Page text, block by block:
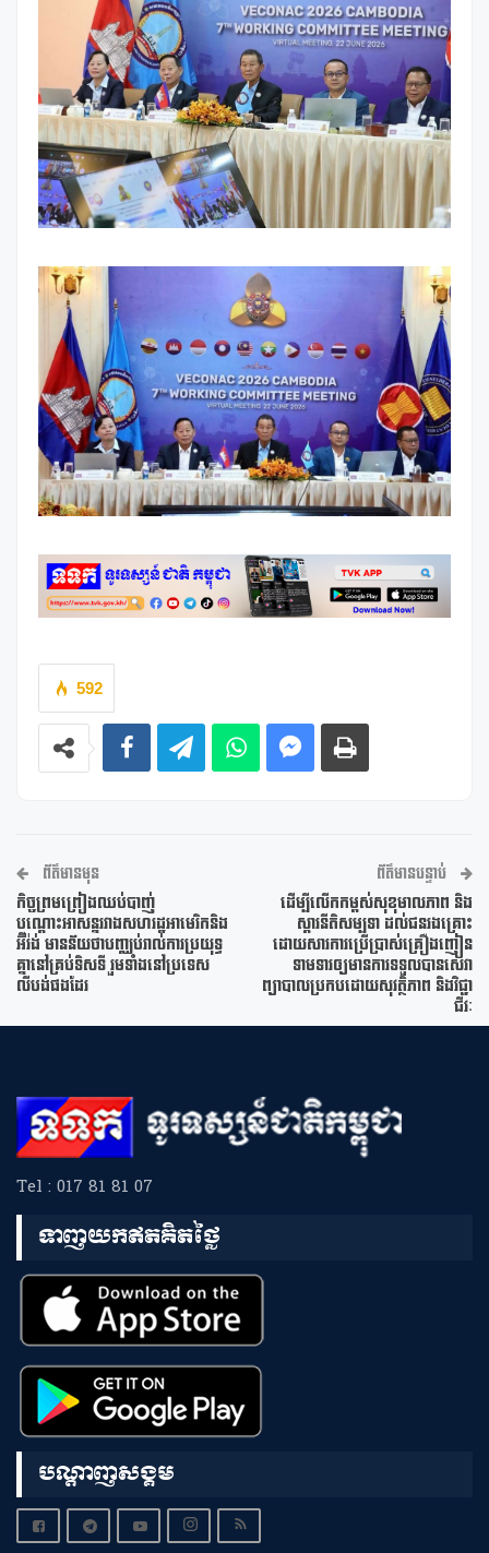
592
ព័ត៌មានមុន
កិច្ចព្រមព្រៀងឈប់បាញ់
បណ្ដោះអាសន្នរវាងសហរដ្ឋអាមេរិកនិង
អ៊ីរ៉ង់ មានន័យថាបញ្ឈប់រាល់ការប្រយុទ្ធ
គ្នានៅគ្រប់ទិសទី រួមទាំងនៅប្រទេស
លីបង់ផងដែរ
ព័ត៌មានបន្ទាប់
ដើម្បីលើកកម្ពស់សុខុមាលភាព និង
ស្តារនីតិសម្បទា ដល់ជនរងគ្រោះ
ដោយសារការប្រើប្រាស់គ្រឿងញៀន
ទាមទារឲ្យមានការទទួលបានសេវា
ព្យាបាលប្រកបដោយសុវត្ថិភាព និងវិជ្ជា
ជីវៈ
Tel : 017 81 81 07
ទាញយកឥតគិតថ្លៃ
បណ្តាញសង្គម